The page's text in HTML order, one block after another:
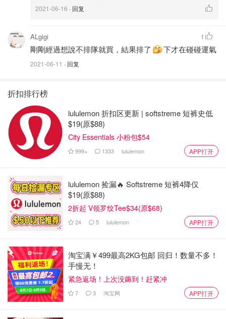
2021-06-16 · 回复
ALgigi
剛剛經過想說不排隊就買，結果排了 下才在碰碰運氣
2021-06-11 · 回复
1
折扣排行榜
lululemon 折扣区更新 | softstreme 短裤史低
$19(原$88)
City Essentials 小粉包$54
999+ 1333 lululemon APP打开
lululemon 捡漏🔥 Softstreme 短裤4降仅
$19(原$88)
2折起 V领罗纹Tee$34(原$68)
24 5 lululemon APP打开
淘宝满￥499最高2KG包邮 回归！数量不多！
手慢无！
紧急返场！上次没薅到！赶紧冲
7 3 淘宝网 APP打开